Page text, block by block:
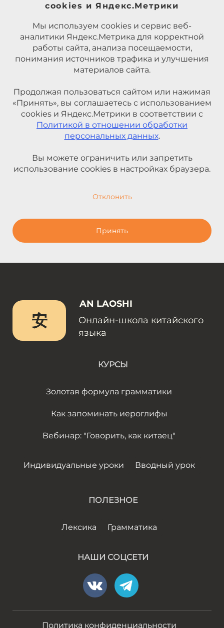
cookies и Яндекс.Метрики
Мы используем cookies и сервис веб-
аналитики Яндекс.Метрика для корректной
работы сайта, анализа посещаемости,
понимания источников трафика и улучшения
материалов сайта.
Продолжая пользоваться сайтом или нажимая
«Принять», вы соглашаетесь с использованием
cookies и Яндекс.Метрики в соответствии с
Политикой в отношении обработки
персональных данных.
Вы можете ограничить или запретить
использование cookies в настройках браузера.
Отклонить
Принять
安
AN LAOSHI
Онлайн-школа китайского
языка
КУРСЫ
Золотая формула грамматики
Как запоминать иероглифы
Вебинар: "Говорить, как китаец"
Индивидуальные уроки Вводный урок
ПОЛЕЗНОЕ
Лексика Грамматика
НАШИ СОЦСЕТИ
Политика конфиденциальности